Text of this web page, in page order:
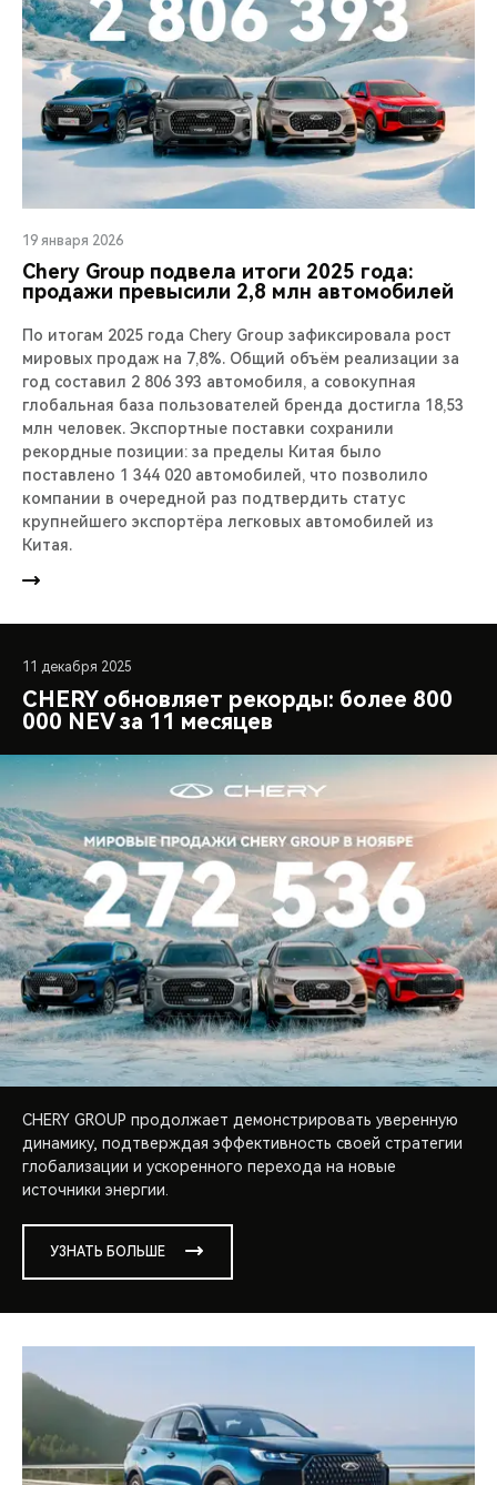
19 января 2026
Chery Group подвела итоги 2025 года:
продажи превысили 2,8 млн автомобилей
По итогам 2025 года Chery Group зафиксировала рост
мировых продаж на 7,8%. Общий объём реализации за
год составил 2 806 393 автомобиля, а совокупная
глобальная база пользователей бренда достигла 18,53
млн человек. Экспортные поставки сохранили
рекордные позиции: за пределы Китая было
поставлено 1 344 020 автомобилей, что позволило
компании в очередной раз подтвердить статус
крупнейшего экспортёра легковых автомобилей из
Китая.
11 декабря 2025
CHERY обновляет рекорды: более 800
000 NEV за 11 месяцев
CHERY GROUP продолжает демонстрировать уверенную
динамику, подтверждая эффективность своей стратегии
глобализации и ускоренного перехода на новые
источники энергии.
УЗНАТЬ БОЛЬШЕ